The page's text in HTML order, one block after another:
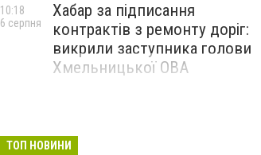
Хабар за підписання
контрактів з ремонту доріг:
викрили заступника голови
Хмельницької ОВА
10:18
6 серпня
ТОП НОВИНИ